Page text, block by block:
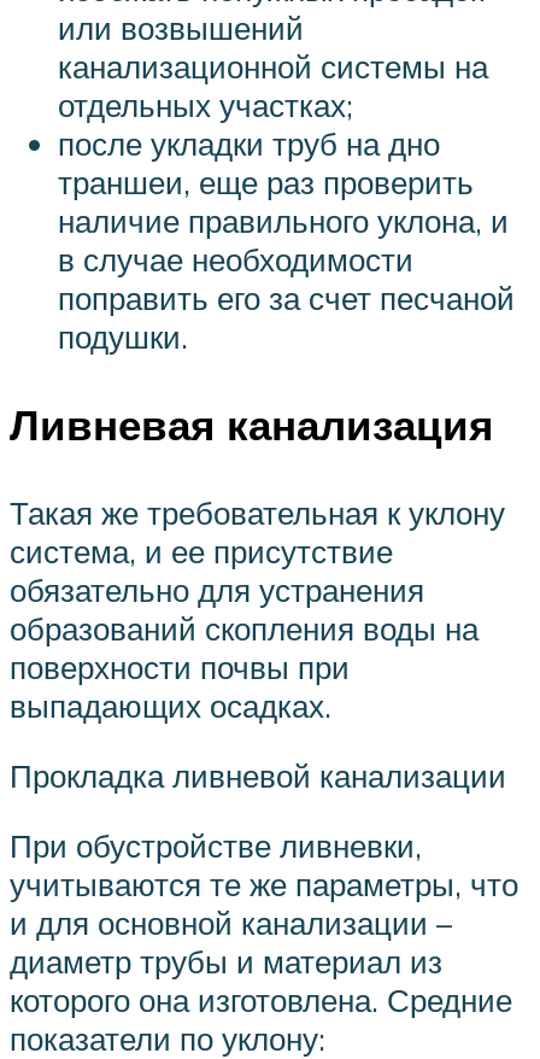
или возвышений
канализационной системы на
отдельных участках;
после укладки труб на дно
траншеи, еще раз проверить
наличие правильного уклона, и
в случае необходимости
поправить его за счет песчаной
подушки.
Ливневая канализация
Такая же требовательная к уклону
система, и ее присутствие
обязательно для устранения
образований скопления воды на
поверхности почвы при
выпадающих осадках.
Прокладка ливневой канализации
При обустройстве ливневки,
учитываются те же параметры, что
и для основной канализации –
диаметр трубы и материал из
которого она изготовлена. Средние
показатели по уклону: